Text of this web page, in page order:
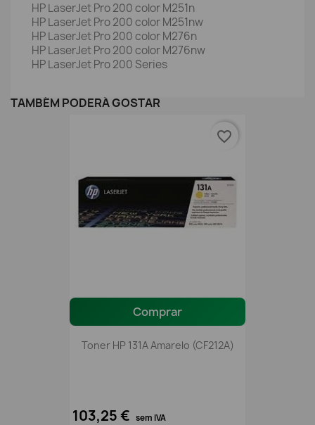
HP LaserJet Pro 200 color M251n
HP LaserJet Pro 200 color M251nw
HP LaserJet Pro 200 color M276n
HP LaserJet Pro 200 color M276nw
HP LaserJet Pro 200 Series
TAMBÉM PODERÁ GOSTAR
Comprar
Toner HP 131A Amarelo (CF212A)
103,25 € sem IVA
favorite_border